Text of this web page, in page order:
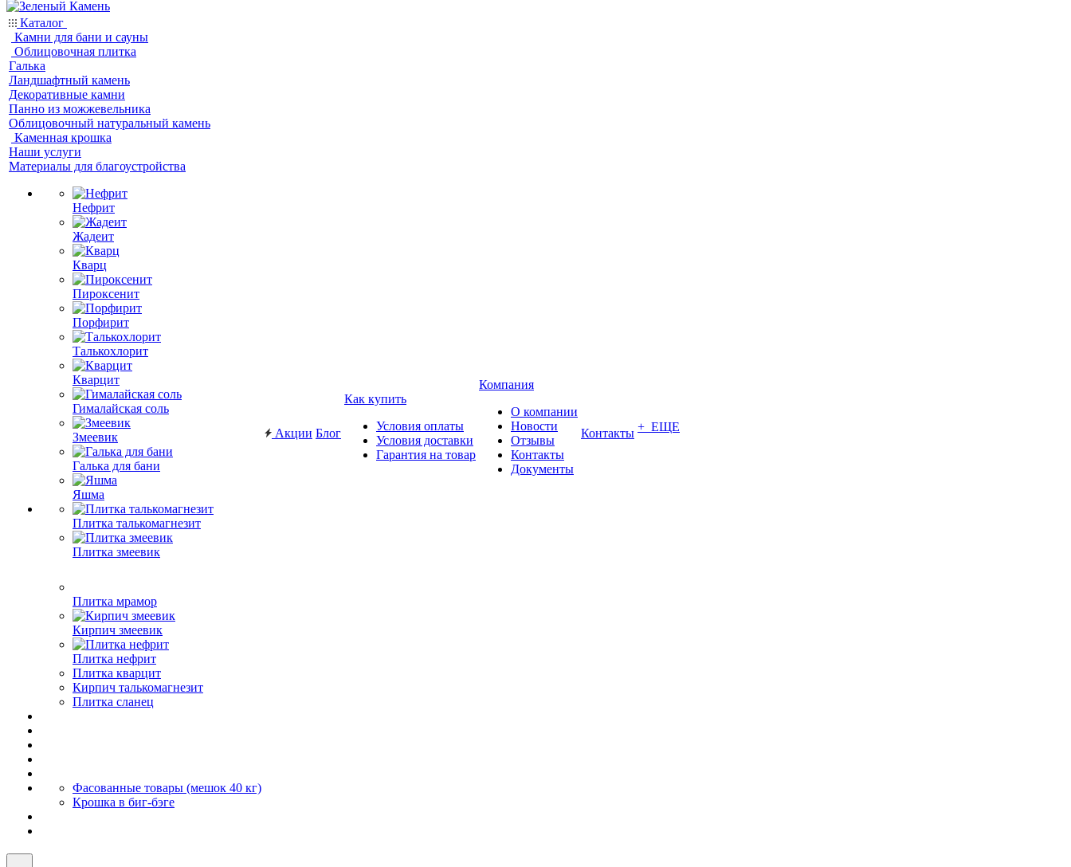
Каталог
Камни для бани и сауны
Облицовочная плитка
Галька
Ландшафтный камень
Декоративные камни
Панно из можжевельника
Облицовочный натуральный камень
Каменная крошка
Наши услуги
Материалы для благоустройства
Нефрит
Жадеит
Кварц
Пироксенит
Порфирит
Талькохлорит
Кварцит
Гималайская соль
Змеевик
Галька для бани
Яшма
Плитка талькомагнезит
Плитка змеевик
Плитка мрамор
Кирпич змеевик
Плитка нефрит
Плитка кварцит
Кирпич талькомагнезит
Плитка сланец
Фасованные товары (мешок 40 кг)
Крошка в биг-бэге
Акции Блог
Как купить
Условия оплаты
Условия доставки
Гарантия на товар
Компания
О компании
Новости
Отзывы
Контакты
Документы
Контакты + ЕЩЕ